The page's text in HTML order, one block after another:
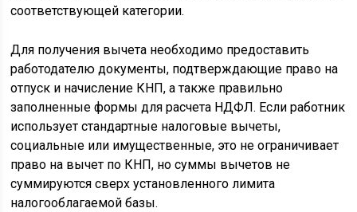
соответствующей категории.
Для получения вычета необходимо предоставить
работодателю документы, подтверждающие право на
отпуск и начисление КНП, а также правильно
заполненные формы для расчета НДФЛ. Если работник
использует стандартные налоговые вычеты,
социальные или имущественные, это не ограничивает
право на вычет по КНП, но суммы вычетов не
суммируются сверх установленного лимита
налогооблагаемой базы.